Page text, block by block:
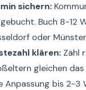
sichern:
Buch 8-12
oder
klären: Zähl
gleichen
Anpassung bis 2-3